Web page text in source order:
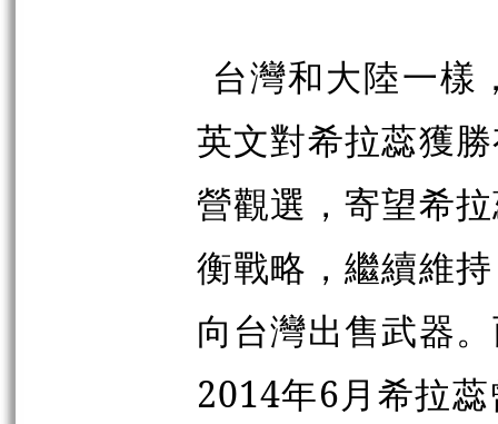
台灣和大陸一樣
英文對希拉蕊獲
營觀選，寄望希
衡戰略，繼續維
向台灣出售武器
2014年6月希拉